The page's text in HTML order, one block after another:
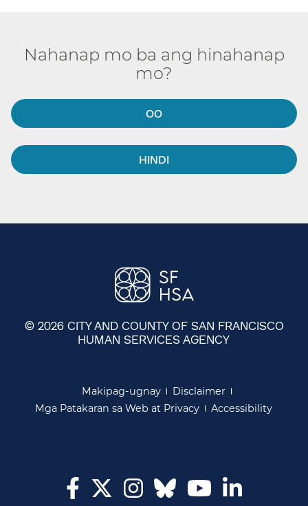
Nahanap mo ba ang hinahanap
mo?​​
OO​​
HINDI​​
© 2026 CITY AND COUNTY OF SAN FRANCISCO
HUMAN SERVICES AGENCY
Makipag-ugnay​​
Disclaimer​​
Mga Patakaran sa Web at Privacy​​
Accessibility​​